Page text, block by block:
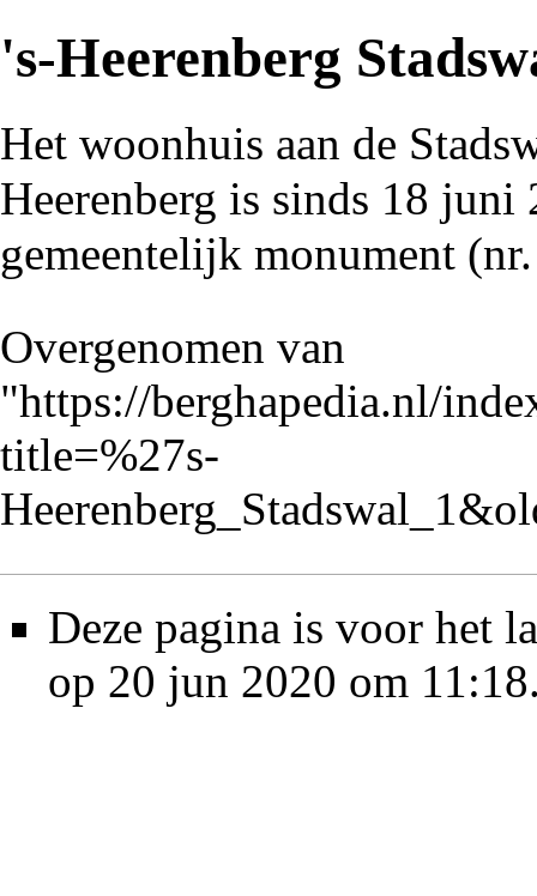
's-Heerenberg
Het woonhuis aan de
Heerenberg is sinds 18 juni
gemeentelijk monument
Overgenomen van
"https://berghapedia.nl/
title=%27s-
Deze pagina is voor het
op 20 jun 2020 om